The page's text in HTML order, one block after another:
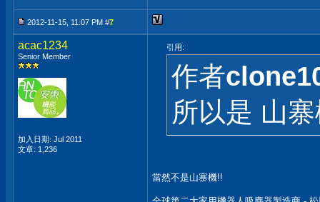
2012-11-15, 11:07 PM #7
acac1234
Senior Member
加入日期: Jul 2011
文章: 1,236
引用:
作者
所以是 山
當然不是山寨機!!